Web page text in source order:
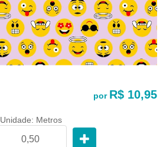
por R$ 10,95
Unidade: Metros